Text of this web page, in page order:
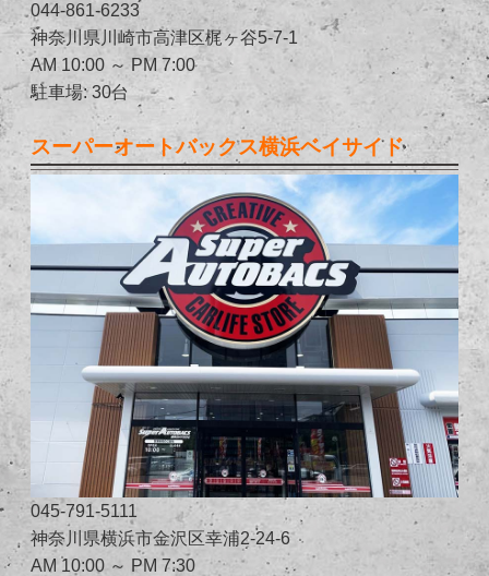
044-861-6233
神奈川県川崎市高津区梶ヶ谷5-7-1
AM 10:00 ～ PM 7:00
駐車場: 30台
スーパーオートバックス横浜ベイサイド
045-791-5111
神奈川県横浜市金沢区幸浦2-24-6
AM 10:00 ～ PM 7:30